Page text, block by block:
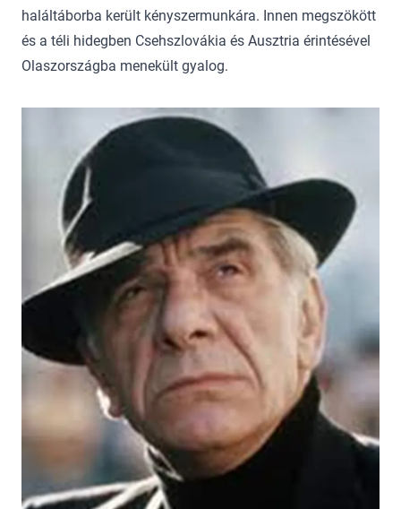
haláltáborba került kényszermunkára. Innen megszökött
és a téli hidegben Csehszlovákia és Ausztria érintésével
Olaszországba menekült gyalog.